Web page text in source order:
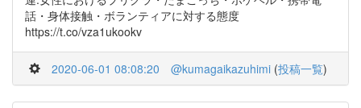
話・身体接触・ボランティアに対する態度
https://t.co/vza1ukookv
2020-06-01 08:08:20 @kumagaikazuhimi (投稿一覧)